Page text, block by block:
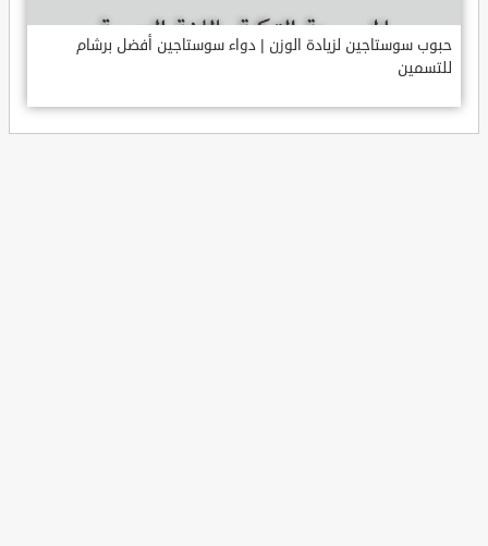
حبوب سوستاجين لزيادة الوزن | دواء سوستاجين أفضل برشام
للتسمين